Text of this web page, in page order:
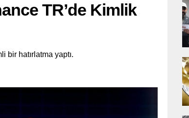
TR’de Kimlik
bir hatırlatma yaptı.